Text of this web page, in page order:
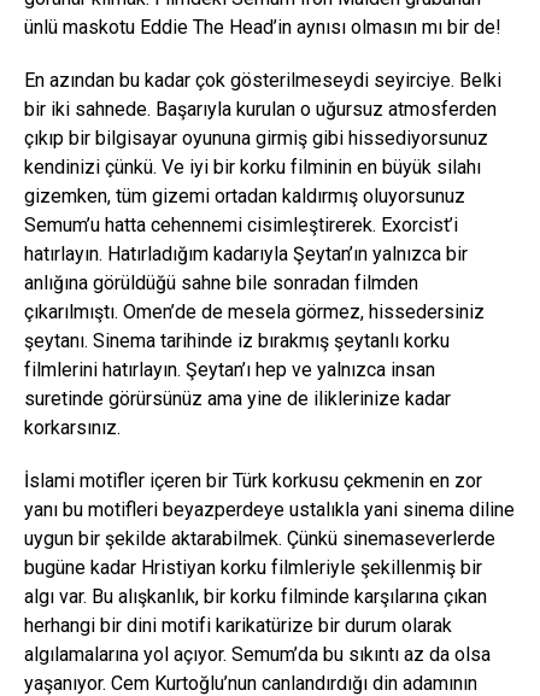
ünlü maskotu Eddie The Head’in aynısı olmasın mı bir de!
En azından bu kadar çok gösterilmeseydi seyirciye. Belki
bir iki sahnede. Başarıyla kurulan o uğursuz atmosferden
çıkıp bir bilgisayar oyununa girmiş gibi hissediyorsunuz
kendinizi çünkü. Ve iyi bir korku filminin en büyük silahı
gizemken, tüm gizemi ortadan kaldırmış oluyorsunuz
Semum’u hatta cehennemi cisimleştirerek. Exorcist’i
hatırlayın. Hatırladığım kadarıyla Şeytan’ın yalnızca bir
anlığına görüldüğü sahne bile sonradan filmden
çıkarılmıştı. Omen’de de mesela görmez, hissedersiniz
şeytanı. Sinema tarihinde iz bırakmış şeytanlı korku
filmlerini hatırlayın. Şeytan’ı hep ve yalnızca insan
suretinde görürsünüz ama yine de iliklerinize kadar
korkarsınız.
İslami motifler içeren bir Türk korkusu çekmenin en zor
yanı bu motifleri beyazperdeye ustalıkla yani sinema diline
uygun bir şekilde aktarabilmek. Çünkü sinemaseverlerde
bugüne kadar Hristiyan korku filmleriyle şekillenmiş bir
algı var. Bu alışkanlık, bir korku filminde karşılarına çıkan
herhangi bir dini motifi karikatürize bir durum olarak
algılamalarına yol açıyor. Semum’da bu sıkıntı az da olsa
yaşanıyor. Cem Kurtoğlu’nun canlandırdığı din adamının